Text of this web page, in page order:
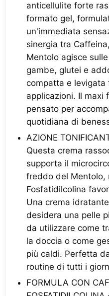
anticellulite forte
formato gel,
un'immediata
sinergia tra
Mentolo agisce
gambe, glutei e
compatta e levigata
applicazioni. Il maxi
pensato per
quotidiana di
AZIONE
Questa crema
supporta il
freddo del Mentolo,
Fosfatidilcolina
Una crema
desidera una pelle
da utilizzare come
la doccia o come
più caldi. Perfetta
routine di tutti i
FORMULA CON